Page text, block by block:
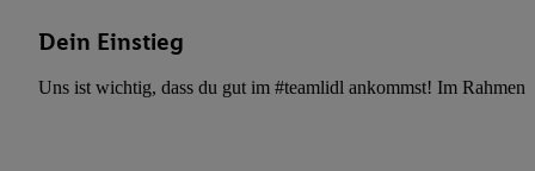
Dein Einstieg
Uns ist wichtig, dass du gut im #teamlidl ankommst! Im Rahmen